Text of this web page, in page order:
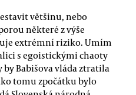
většinu, nebo
některé z výše
extrémní riziko. Umím
s egoistickými chaoty
Babišova vláda ztratila
tomu zpočátku bylo